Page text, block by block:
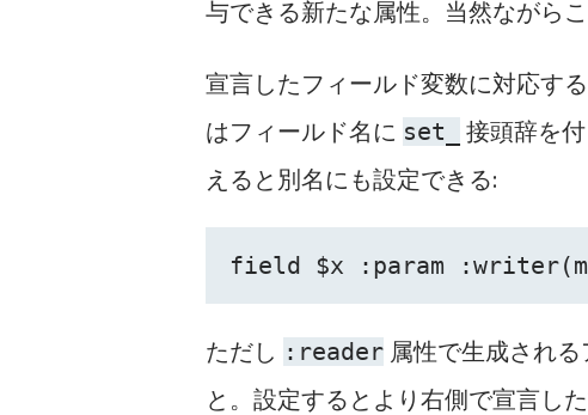
与できる新たな属性。当然ながら
宣言したフィールド変数に対応す
はフィールド名に set_
接頭辞を
えると別名にも設定できる:
field $x :param
ただし :reader 属性で生成され
と。設定するとより右側で宣言し